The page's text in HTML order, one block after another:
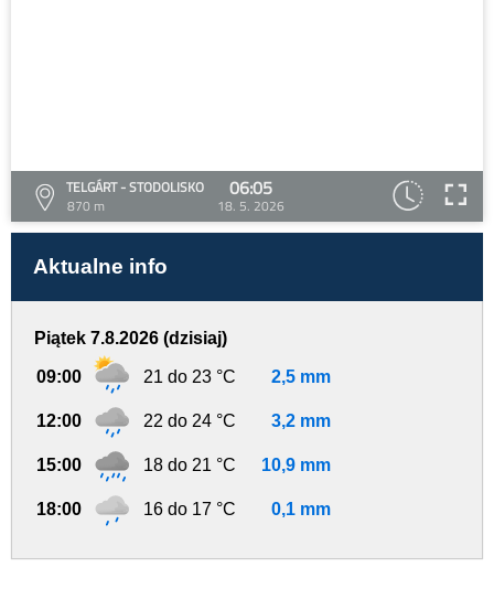
TELGÁRT - STODOLISKO
870 m
06:05
18. 5. 2026
Aktualne info
Piątek 7.8.2026 (dzisiaj)
09:00 21 do 23 °C 2,5 mm
12:00 22 do 24 °C 3,2 mm
15:00 18 do 21 °C 10,9 mm
18:00 16 do 17 °C 0,1 mm